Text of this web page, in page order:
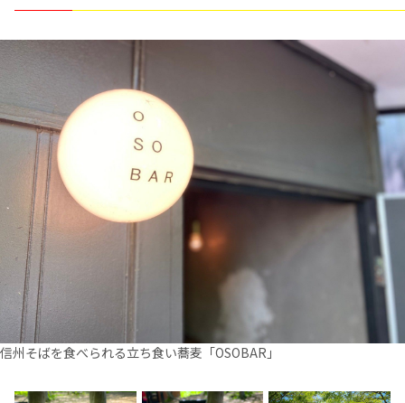
信州そばを食べられる立ち食い蕎麦「OSOBAR」